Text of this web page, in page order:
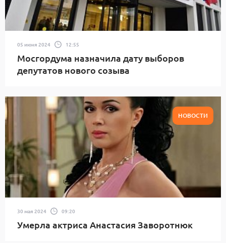
05 июня 2024 12:55
Мосгордума назначила дату выборов
депутатов нового созыва
НОВОСТИ
30 мая 2024 09:20
Умерла актриса Анастасия Заворотнюк